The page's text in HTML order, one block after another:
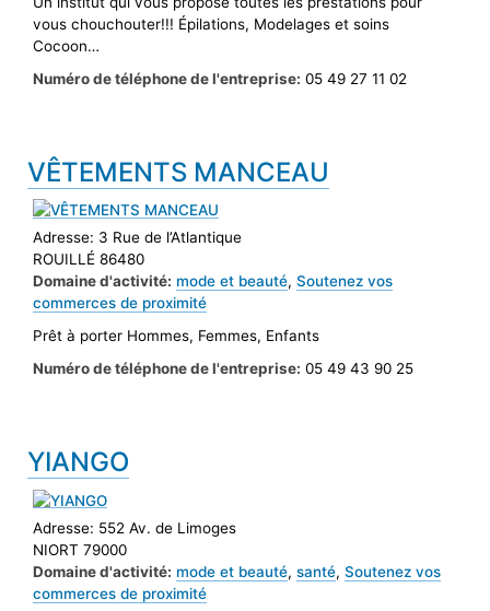
vous chouchouter!!! Épilations, Modelages et soins
Cocoon…
Numéro de téléphone de l'entreprise: 05 49 27 11 02
VÊTEMENTS MANCEAU
Adresse: 3 Rue de l’Atlantique
ROUILLÉ 86480
Domaine d'activité: mode et beauté, Soutenez vos
commerces de proximité
Prêt à porter Hommes, Femmes, Enfants
Numéro de téléphone de l'entreprise: 05 49 43 90 25
YIANGO
Adresse: 552 Av. de Limoges
NIORT 79000
Domaine d'activité: mode et beauté, santé, Soutenez vos
commerces de proximité